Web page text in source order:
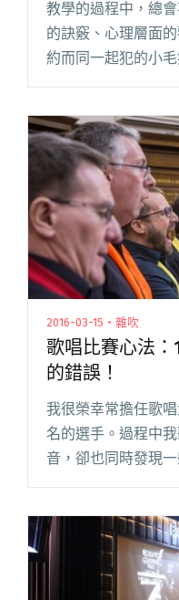
教學的過程中，總
的訣竅、心理層面
約而同一起犯的小
都會經歷自己的曲
頭都會不時地出來
名稱職的主唱該如
習守則"
2016-03-15・雜吹
歌唱比賽心法
的錯誤！
我很榮幸常擔任歌
名的選手。過程中
音，卻也同時發現
得更高更遠！ 1、閱
個你絕對不會想犯